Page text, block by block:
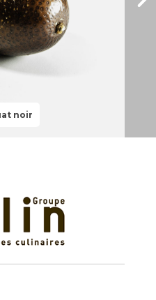
noir